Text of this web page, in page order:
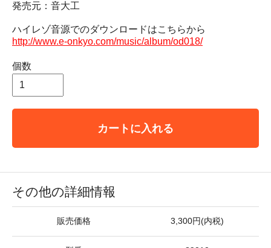
発売元：音大工
ハイレゾ音源でのダウンロードはこちらから
http://www.e-onkyo.com/music/album/od018/
個数
カートに入れる
その他の詳細情報
販売価格 3,300円(内税)